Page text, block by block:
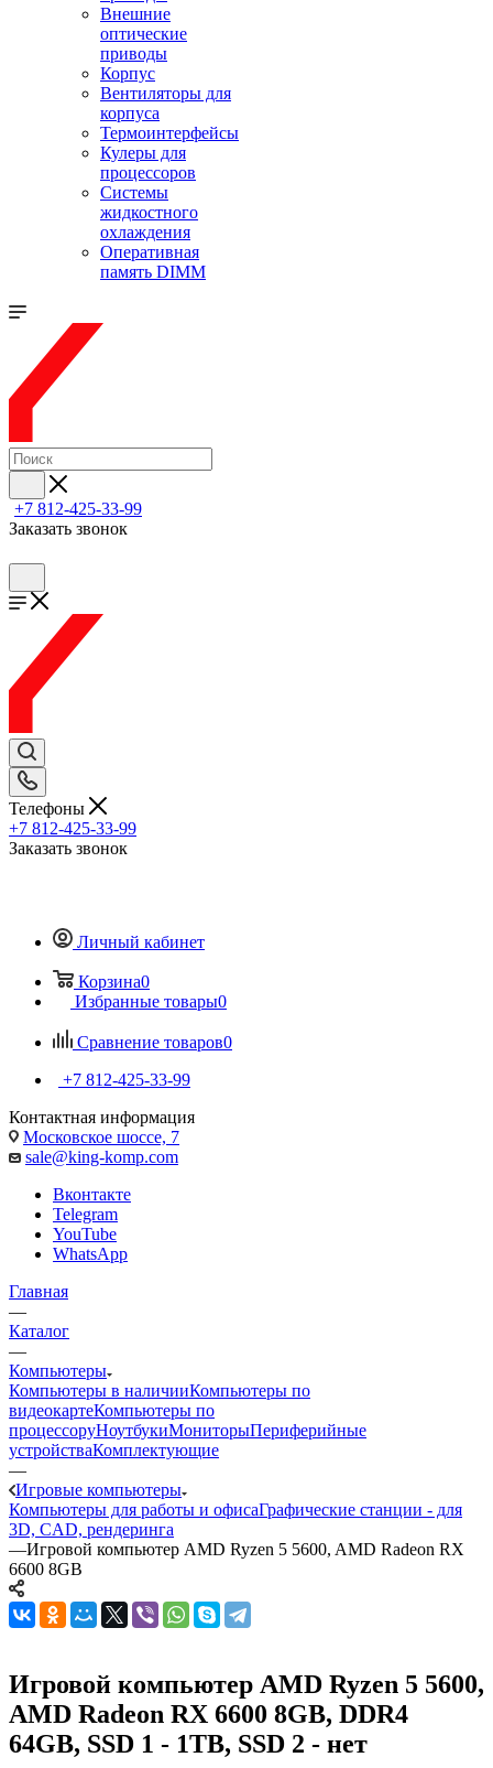
Внешние
оптические
приводы
Корпус
Вентиляторы для
корпуса
Термоинтерфейсы
Кулеры для
процессоров
Системы
жидкостного
охлаждения
Оперативная
память DIMM
+7 812-425-33-99
Заказать звонок
Телефоны
+7 812-425-33-99
Заказать звонок
Личный кабинет
Корзина0
Избранные товары0
Сравнение товаров0
+7 812-425-33-99
Контактная информация
Московское шоссе, 7
sale@king-komp.com
Вконтакте
Telegram
YouTube
WhatsApp
Главная
—
Каталог
—
Компьютеры
Компьютеры в наличииКомпьютеры по
видеокартеКомпьютеры по
процессоруНоутбукиМониторыПериферийные
устройстваКомплектующие
—
Игровые компьютеры
Компьютеры для работы и офисаГрафические станции - для
3D, CAD, рендеринга
—Игровой компьютер AMD Ryzen 5 5600, AMD Radeon RX
6600 8GB
Игровой компьютер AMD Ryzen 5 5600,
AMD Radeon RX 6600 8GB, DDR4
64GB, SSD 1 - 1TB, SSD 2 - нет